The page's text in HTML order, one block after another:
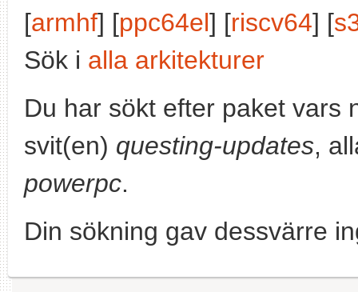
[armhf] [ppc64el] [riscv64] [
Sök i alla arkitekturer
Du har sökt efter paket vars
svit(en) questing-updates,
powerpc.
Din sökning gav dessvärre